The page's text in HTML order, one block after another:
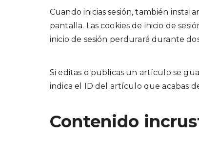
Cuando inicias sesión, también
pantalla. Las cookies de inicio de
inicio de sesión perdurará durante
Si editas o publicas un artículo se
indica el ID del artículo que acabas
Contenido